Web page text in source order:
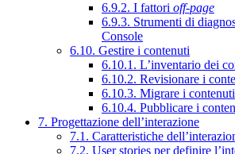
6.9.2. I fattori off-page
6.9.3. Strumenti di
Console
6.10. Gestire i contenuti
6.10.1. L’inventario dei
6.10.2. Revisionare i
6.10.3. Migrare i contenuti
6.10.4. Pubblicare i
7. Progettazione dell’interazione
7.1. Caratteristiche
7.2. User stories per definire